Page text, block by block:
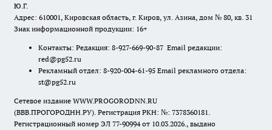
Ю.Г.
Адрес: 610001, Кировская область, г. Киров, ул. Азина, дом № 80, кв. 31
Знак информационной продукции: 16+
Контакты: Редакция: 8-927-669-90-87 Email редакции:
red@pg52.ru
Рекламный отдел: 8-920-004-61-95 Email рекламного отдела:
st@pg52.ru
Сетевое издание WWW.PROGORODNN.RU
(ВВВ.ПРОГОРОДНН.РУ). Регистрация РКН: №: 7378360181.
Регистрационный номер ЭЛ 77-90994 от 10.03.2026., выдано